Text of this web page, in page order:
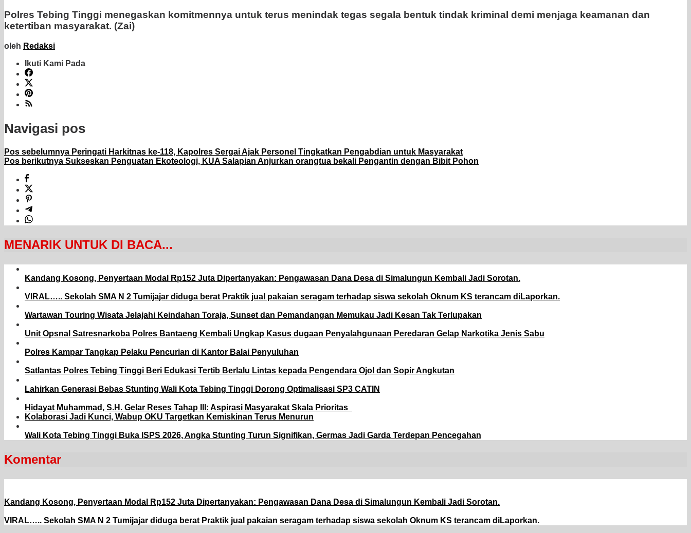
Polres Tebing Tinggi menegaskan komitmennya untuk terus menindak tegas segala bentuk tindak kriminal demi menjaga keamanan dan
ketertiban masyarakat. (Zai)
oleh Redaksi
Ikuti Kami Pada
Navigasi pos
Pos sebelumnya Peringati Harkitnas ke-118, Kapolres Sergai Ajak Personel Tingkatkan Pengabdian untuk Masyarakat
Pos berikutnya Sukseskan Penguatan Ekoteologi, KUA Salapian Anjurkan orangtua bekali Pengantin dengan Bibit Pohon
MENARIK UNTUK DI BACA...
Kandang Kosong, Penyertaan Modal Rp152 Juta Dipertanyakan: Pengawasan Dana Desa di Simalungun Kembali Jadi Sorotan.
VIRAL….. Sekolah SMA N 2 Tumijajar diduga berat Praktik jual pakaian seragam terhadap siswa sekolah Oknum KS terancam diLaporkan.
Wartawan Touring Wisata Jelajahi Keindahan Toraja, Sunset dan Pemandangan Memukau Jadi Kesan Tak Terlupakan
Unit Opsnal Satresnarkoba Polres Bantaeng Kembali Ungkap Kasus dugaan Penyalahgunaan Peredaran Gelap Narkotika Jenis Sabu
Polres Kampar Tangkap Pelaku Pencurian di Kantor Balai Penyuluhan
Satlantas Polres Tebing Tinggi Beri Edukasi Tertib Berlalu Lintas kepada Pengendara Ojol dan Sopir Angkutan
Lahirkan Generasi Bebas Stunting Wali Kota Tebing Tinggi Dorong Optimalisasi SP3 CATIN
Hidayat Muhammad, S.H. Gelar Reses Tahap III: Aspirasi Masyarakat Skala Prioritas
Kolaborasi Jadi Kunci, Wabup OKU Targetkan Kemiskinan Terus Menurun
Wali Kota Tebing Tinggi Buka ISPS 2026, Angka Stunting Turun Signifikan, Germas Jadi Garda Terdepan Pencegahan
Komentar
Kandang Kosong, Penyertaan Modal Rp152 Juta Dipertanyakan: Pengawasan Dana Desa di Simalungun Kembali Jadi Sorotan.
VIRAL….. Sekolah SMA N 2 Tumijajar diduga berat Praktik jual pakaian seragam terhadap siswa sekolah Oknum KS terancam diLaporkan.